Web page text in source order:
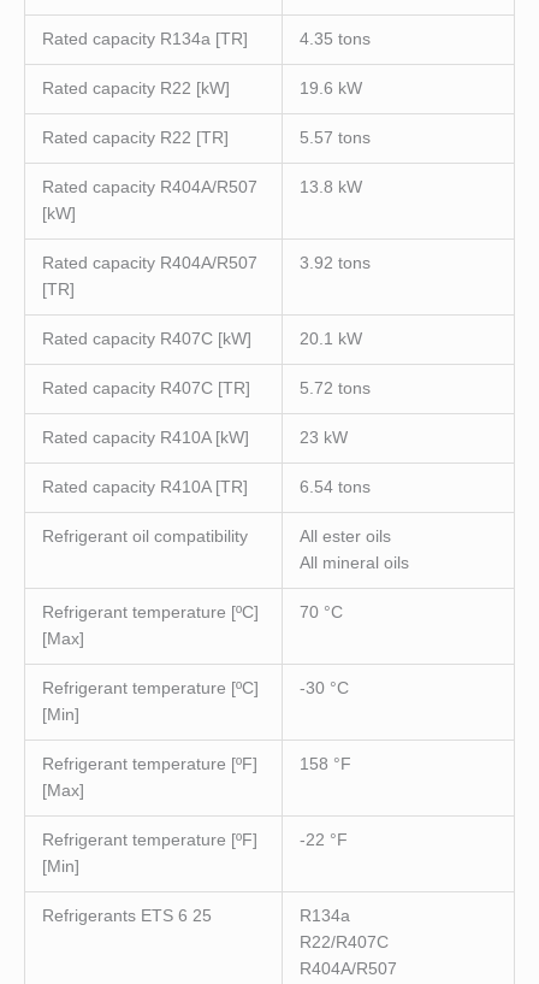
Rated capacity R134a [TR] 4.35 tons
Rated capacity R22 [kW] 19.6 kW
Rated capacity R22 [TR] 5.57 tons
Rated capacity R404A/R507
[kW]
13.8 kW
Rated capacity R404A/R507
[TR]
3.92 tons
Rated capacity R407C [kW] 20.1 kW
Rated capacity R407C [TR] 5.72 tons
Rated capacity R410A [kW] 23 kW
Rated capacity R410A [TR] 6.54 tons
Refrigerant oil compatibility
All ester oils
All mineral oils
Refrigerant temperature [ºC]
[Max]
70 °C
Refrigerant temperature [ºC]
[Min]
-30 °C
Refrigerant temperature [ºF]
[Max]
158 °F
Refrigerant temperature [ºF]
[Min]
-22 °F
Refrigerants ETS 6 25
R134a
R22/R407C
R404A/R507